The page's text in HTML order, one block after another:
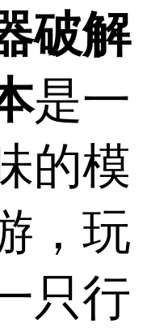
破解
是一
的模
，玩
只行